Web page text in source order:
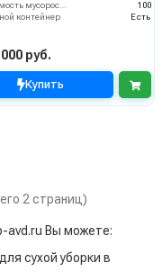
Вместимость мусоросборника (л)
100
контейнер
Есть
руб.
Купить
2 страниц)
avd.ru Вы можете:
сухой уборки в